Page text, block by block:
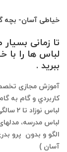
خیاطی آسان- بچه
لباس ها را با
ببرید .
آموزش مجازی
كاربردي و گام به
لباس مدرسه،
آسان )